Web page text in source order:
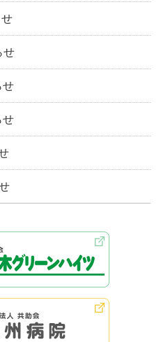
せ
せ
せ